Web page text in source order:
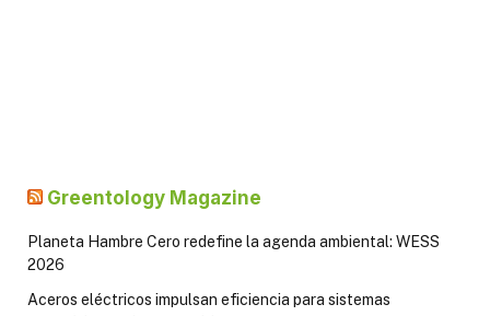
Greentology Magazine
Planeta Hambre Cero redefine la agenda ambiental: WESS
2026
Aceros eléctricos impulsan eficiencia para sistemas